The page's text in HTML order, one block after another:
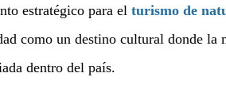
estratégico para el turismo de
como un destino cultural donde la
dentro del país.